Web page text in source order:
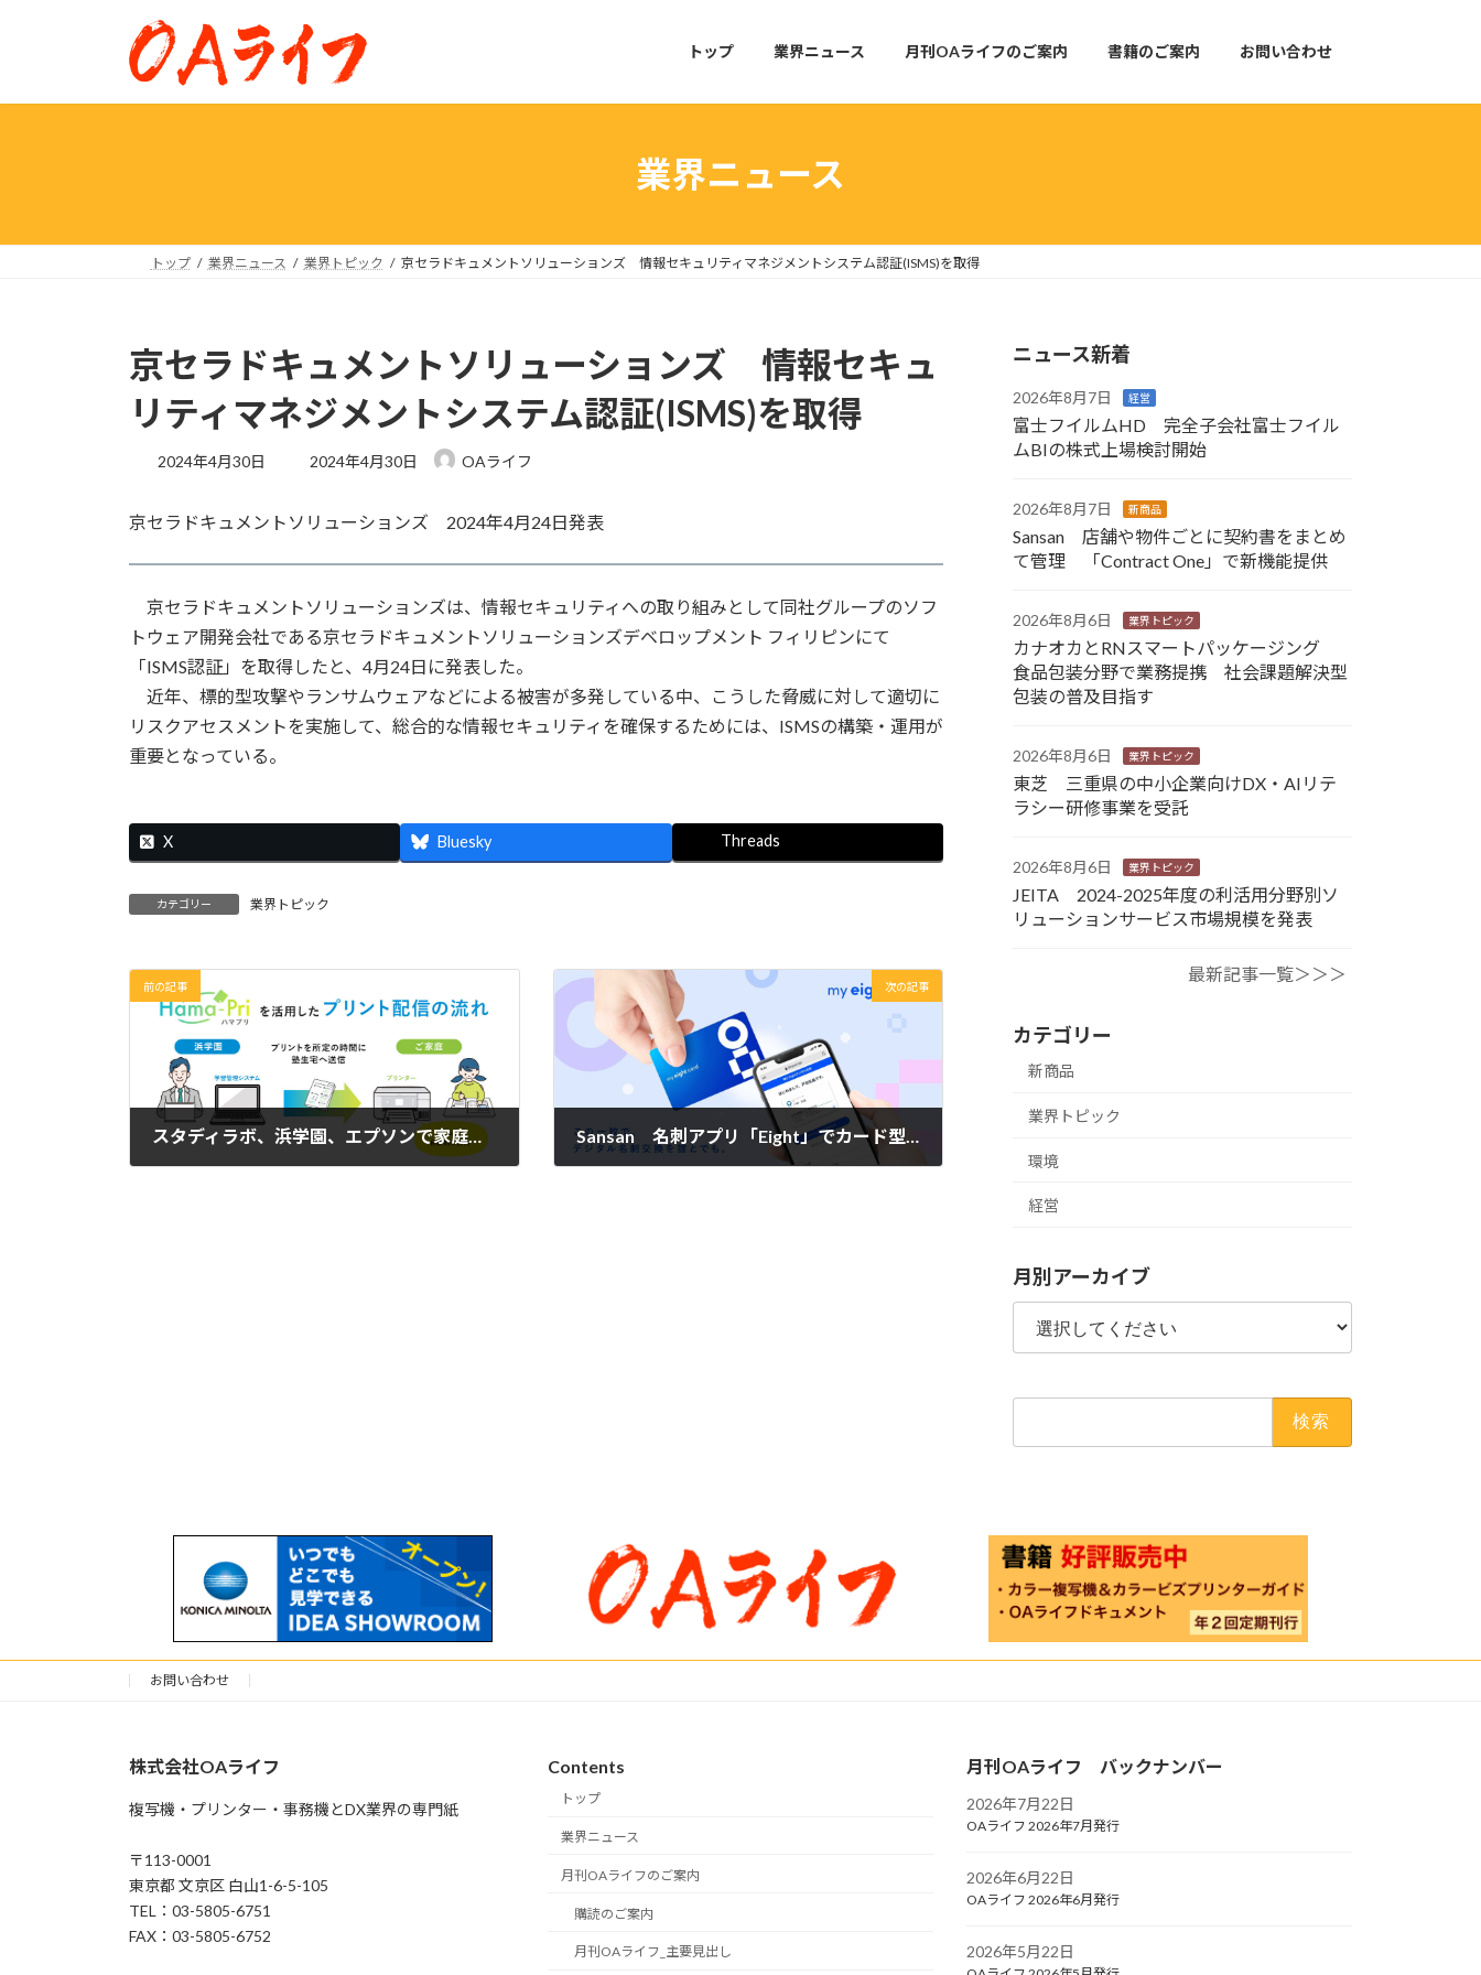
プ
動
トップ 業界ニュース 月刊OAライフのご案内 書籍のご案内 お問い合わせ
業界ニュース
トップ 業界ニュース 業界トピック 京セラドキュメントソリューションズ 情報セキュリティマネジメントシステム認証(ISMS)を取得
京セラドキュメントソリューションズ 情報セキュ
リティマネジメントシステム認証(ISMS)を取得
2024年4月30日
最
新
時
2024年4月30日 OAライフ
京セラドキュメントソリューションズ 2024年4月24日発表
京セラドキュメントソリューションズは、情報セキュリティへの取り組みとして同社グループのソフ
トウェア開発会社である京セラドキュメントソリューションズデベロップメント フィリピンにて
「ISMS認証」を取得したと、4月24日に発表した。
近年、標的型攻撃やランサムウェアなどによる被害が多発している中、こうした脅威に対して適切に
リスクアセスメントを実施して、総合的な情報セキュリティを確保するためには、ISMSの構築・運用が
重要となっている。
X Bluesky Threads
カテゴリー 業界トピック
前の記事
スタディラボ、浜学園、エプソンで家庭学習をより便利に 家庭とつながるプリントサービス採用
次の記事
Sansan 名刺アプリ「Eight」でカード型のデジタル名刺を提供開始
ニュース新着
2026年8月7日 経営
富士フイルムHD 完全子会社富士フイル
ムBIの株式上場検討開始
2026年8月7日 新商品
Sansan 店舗や物件ごとに契約書をまとめ
て管理 「Contract One」で新機能提供
2026年8月6日 業界トピック
カナオカとRNスマートパッケージング
食品包装分野で業務提携 社会課題解決型
包装の普及目指す
2026年8月6日 業界トピック
東芝 三重県の中小企業向けDX・AIリテ
ラシー研修事業を受託
2026年8月6日 業界トピック
JEITA 2024-2025年度の利活用分野別ソ
リューションサービス市場規模を発表
最新記事一覧＞＞＞
カテゴリー
新商品
業界トピック
環境
経営
月別アーカイブ
お問い合わせ
株式会社OAライフ
複写機・プリンター・事務機とDX業界の専門紙
〒113-0001
東京都 文京区 白山1-6-5-105
TEL：03-5805-6751
FAX：03-5805-6752
Contents
トップ
業界ニュース
月刊OAライフのご案内
購読のご案内
月刊OAライフ_主要見出し
月刊OAライフ バックナンバー
2026年7月22日
OAライフ 2026年7月発行
2026年6月22日
OAライフ 2026年6月発行
2026年5月22日